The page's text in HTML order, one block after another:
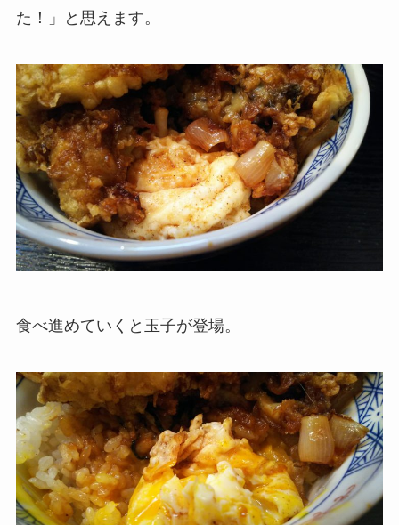
た！」と思えます。
食べ進めていくと玉子が登場。